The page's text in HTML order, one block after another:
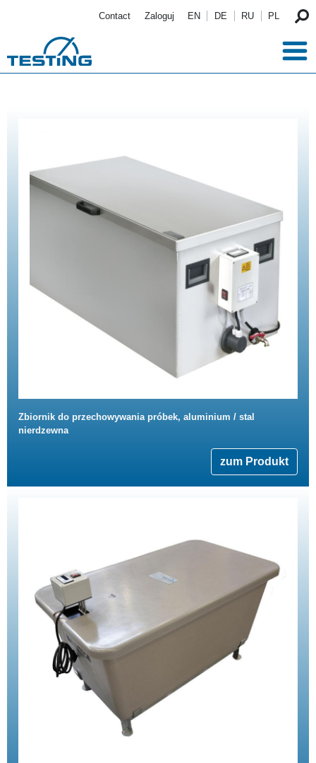
Contact Zaloguj EN DE RU PL
Zbiornik do przechowywania próbek, aluminium / stal
nierdzewna
zum Produkt